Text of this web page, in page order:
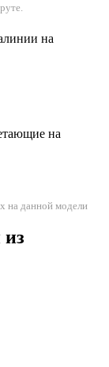
на
на
на данной модели